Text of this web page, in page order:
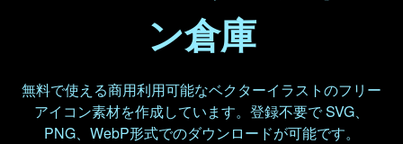
ン倉庫
無料で使える商用利用可能なベクターイラストのフリー
アイコン素材を作成しています。登録不要で SVG、
PNG、WebP形式でのダウンロードが可能です。